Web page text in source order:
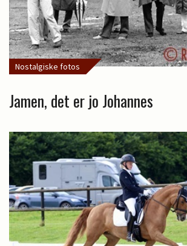
Nostalgiske fotos
Jamen, det er jo Johannes